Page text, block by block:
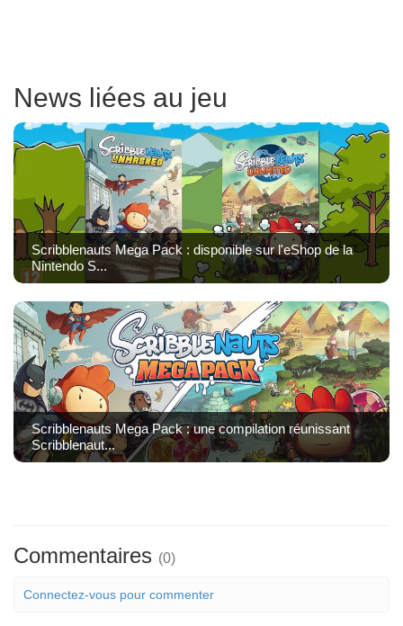
News liées au jeu
Scribblenauts Mega Pack : disponible sur l'eShop de la
Nintendo S...
Scribblenauts Mega Pack : une compilation réunissant
Scribblenaut...
Commentaires (0)
Connectez-vous pour commenter